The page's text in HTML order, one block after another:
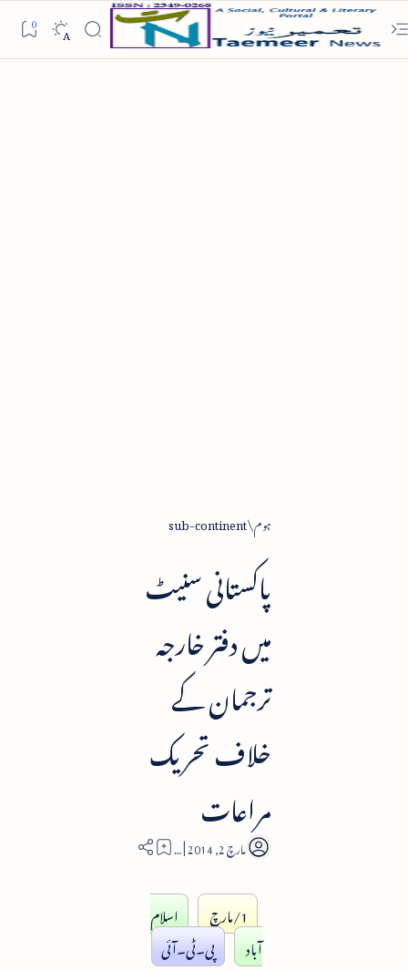
ہوم sub-continent
پاکستانی سنیٹ
میں دفتر خارجہ
ترجمان کے
خلاف تحریک
مراعات
1
1/مارچ
اسلام
آباد
پی۔ٹی۔آئی